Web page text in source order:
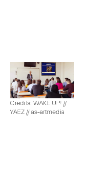
Credits: WAKE UP! //
YAEZ // as-artmedia